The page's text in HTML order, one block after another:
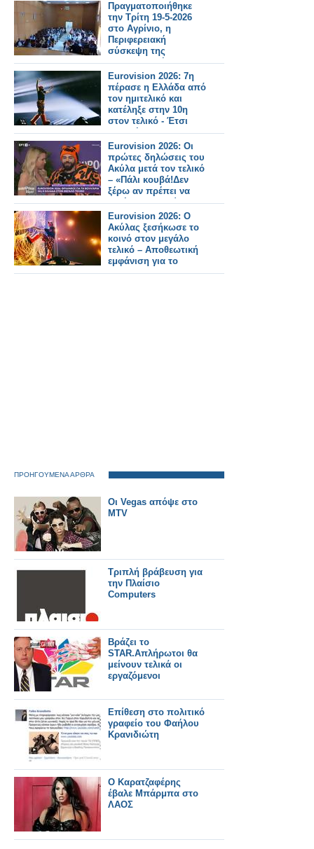
Πραγματοποιήθηκε
την Τρίτη 19-5-2026
στο Αγρίνιο, η
Περιφερειακή
σύσκεψη της
Συντονιστικής
Επιτροπής Αγώνα
(Σ.Ε.Α) των
συνταξιουχικων
οργανώσεων στην
αίθουσα τού ΕΚΑ
Eurovision 2026: 7η
πέρασε η Ελλάδα από
τον ημιτελικό και
κατέληξε στην 10η
στον τελικό - Έτσι
μας ψήφισαν
Eurovision 2026: Οι
πρώτες δηλώσεις του
Ακύλα μετά τον τελικό
– «Πάλι κουβά!Δεν
ξέρω αν πρέπει να
ζητήσω συγγνώμη»
Eurovision 2026: Ο
Ακύλας ξεσήκωσε το
κοινό στον μεγάλο
τελικό – Αποθεωτική
εμφάνιση για το
«Ferto»
ΠΡΟΗΓΟΥΜΕΝΑ ΑΡΘΡΑ
Οι Vegas απόψε στο
MTV
Τριπλή βράβευση για
την Πλαίσιο
Computers
Βράζει το
STAR.Απλήρωτοι θα
μείνουν τελικά οι
εργαζόμενοι
Επίθεση στο πολιτικό
γραφείο του Φαήλου
Κρανιδιώτη
Ο Καρατζαφέρης
έβαλε Μπάρμπα στο
ΛΑΟΣ